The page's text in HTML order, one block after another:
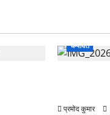
चम्पावत
प्रमोद कुमार